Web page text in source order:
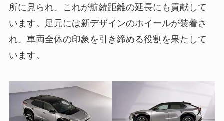
所に見られ、これが航続距離の延長にも貢献して
います。足元には新デザインのホイールが装着さ
れ、車両全体の印象を引き締める役割を果たして
います。